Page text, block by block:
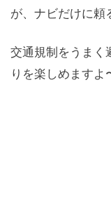
が、ナビだけに頼
交通規制をうまく
りを楽しめますよ